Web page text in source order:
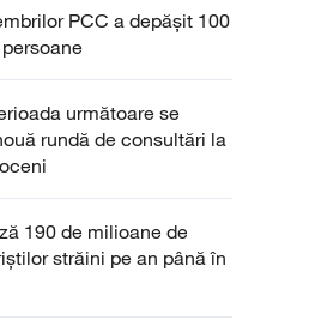
PCC a depășit 100
următoare se
rundă de consultări la
190 de milioane de
străini pe an până în